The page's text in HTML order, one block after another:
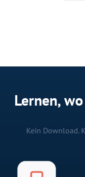
Lernen,
Kein Download.